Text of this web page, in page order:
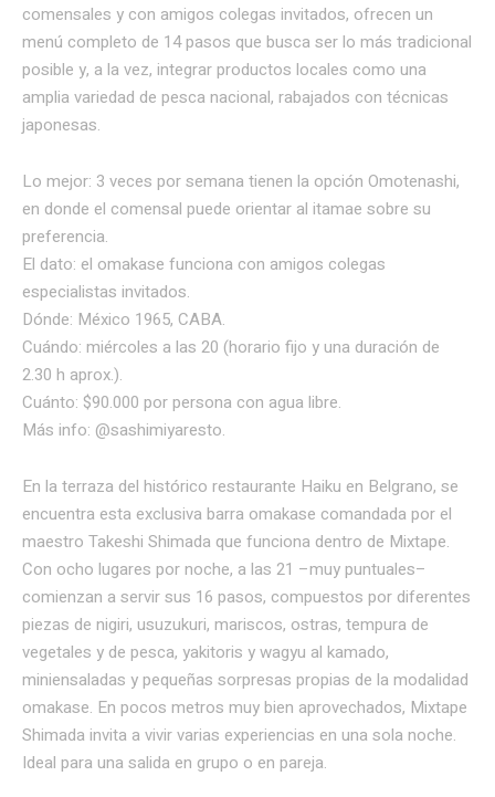
comensales y con amigos colegas invitados, ofrecen un
menú completo de 14 pasos que busca ser lo más tradicional
posible y, a la vez, integrar productos locales como una
amplia variedad de pesca nacional, rabajados con técnicas
japonesas.
Lo mejor: 3 veces por semana tienen la opción Omotenashi,
en donde el comensal puede orientar al itamae sobre su
preferencia.
El dato: el omakase funciona con amigos colegas
especialistas invitados.
Dónde: México 1965, CABA.
Cuándo: miércoles a las 20 (horario fijo y una duración de
2.30 h aprox.).
Cuánto: $90.000 por persona con agua libre.
Más info: @sashimiyaresto.
En la terraza del histórico restaurante Haiku en Belgrano, se
encuentra esta exclusiva barra omakase comandada por el
maestro Takeshi Shimada que funciona dentro de Mixtape.
Con ocho lugares por noche, a las 21 –muy puntuales–
comienzan a servir sus 16 pasos, compuestos por diferentes
piezas de nigiri, usuzukuri, mariscos, ostras, tempura de
vegetales y de pesca, yakitoris y wagyu al kamado,
miniensaladas y pequeñas sorpresas propias de la modalidad
omakase. En pocos metros muy bien aprovechados, Mixtape
Shimada invita a vivir varias experiencias en una sola noche.
Ideal para una salida en grupo o en pareja.